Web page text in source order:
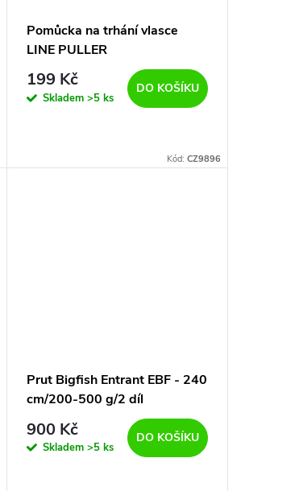
Pomůcka na trhání vlasce
LINE PULLER
199 Kč
Skladem >5 ks
DO KOŠÍKU
Kód: CZ9896
Prut Bigfish Entrant EBF - 240
cm/200-500 g/2 díl
900 Kč
Skladem >5 ks
DO KOŠÍKU